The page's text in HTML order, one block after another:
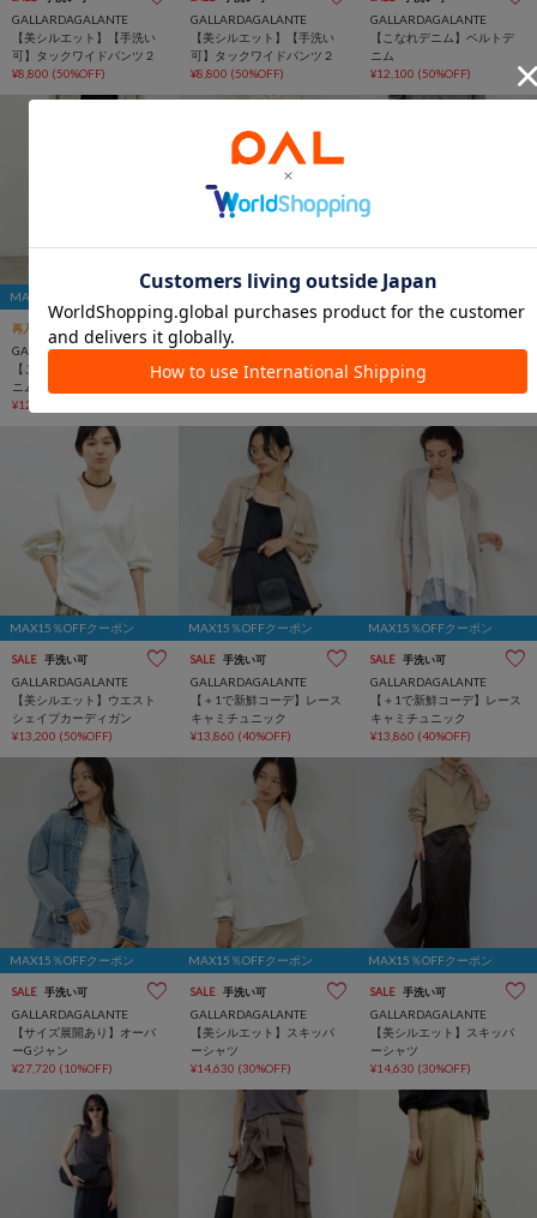
GALLARDAGALANTE
【美シルエット】【手洗い
可】タックワイドパンツ２
¥8,800 (50%OFF)
GALLARDAGALANTE
【美シルエット】【手洗い
可】タックワイドパンツ２
¥8,800 (50%OFF)
GALLARDAGALANTE
【こなれデニム】ベルトデ
ニム
¥12,100 (50%OFF)
MAX15％OFFクーポン
再入荷 SALE
GALLARDAGALANTE
【こなれデニム】ベルトデ
ニム
¥12,100
MAX15％OFFクーポン
SALE
GALLARDAGALANTE
【腰回りカバー】イージー2
MAX15％OFFクーポン
GALLARDAGALANTE
【腰回りカバー】イージー2
タックパンツ
MAX15％OFFクーポン
SALE 手洗い可
GALLARDAGALANTE
【美シルエット】ウエスト
シェイプカーディガン
¥13,200 (50%OFF)
MAX15％OFFクーポン
SALE 手洗い可
GALLARDAGALANTE
【＋1で新鮮コーデ】レース
キャミチュニック
¥13,860 (40%OFF)
MAX15％OFFクーポン
SALE 手洗い可
GALLARDAGALANTE
【＋1で新鮮コーデ】レース
キャミチュニック
¥13,860 (40%OFF)
MAX15％OFFクーポン
SALE 手洗い可
GALLARDAGALANTE
【サイズ展開あり】オーバ
ーGジャン
¥27,720 (10%OFF)
MAX15％OFFクーポン
SALE 手洗い可
GALLARDAGALANTE
【美シルエット】スキッパ
ーシャツ
¥14,630 (30%OFF)
MAX15％OFFクーポン
SALE 手洗い可
GALLARDAGALANTE
【美シルエット】スキッパ
ーシャツ
¥14,630 (30%OFF)